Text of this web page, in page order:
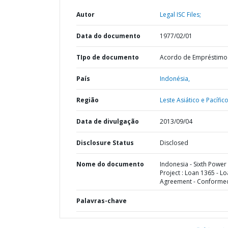
Autor Legal ISC Files;
Data do documento 1977/02/01
TIpo de documento Acordo de Empréstimo
País Indonésia,
Região Leste Asiático e
Data de divulgação 2013/09/04
Disclosure Status Disclosed
Nome do documento
Indonesia - Sixth Power
Project : Loan 1365 -
Agreement -
Palavras-chave